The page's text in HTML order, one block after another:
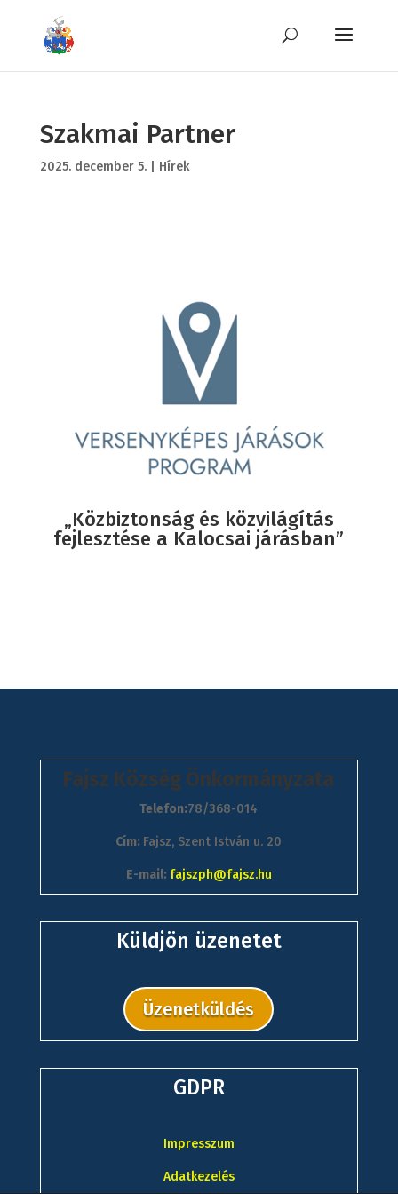
Szakmai Partner
2025. december 5.| Hírek
„Közbiztonság és közvilágítás
fejlesztése a Kalocsai járásban”
Fajsz Község Önkormányzata
Telefon:78/368-014
Cím: Fajsz, Szent István u. 20
E-mail: fajszph@fajsz.hu
Küldjön üzenetet
Üzenetküldés
GDPR
Impresszum
Adatkezelés